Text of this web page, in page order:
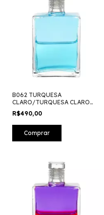
B062 TURQUESA
CLARO/TURQUESA CLARO
50ml
R$490,00